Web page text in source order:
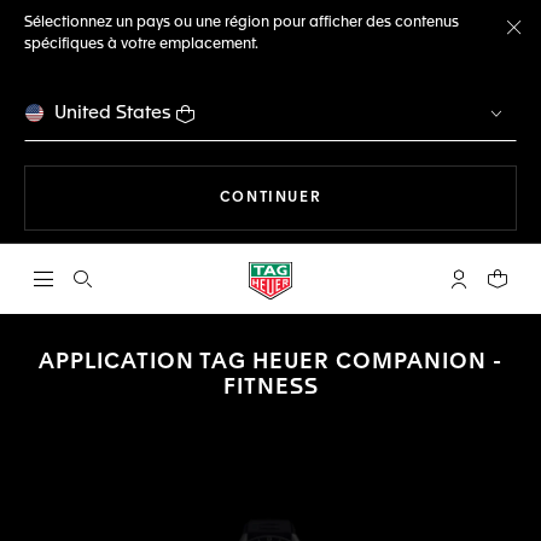
Sélectionnez un pays ou une région pour afficher des contenus
spécifiques à votre emplacement.
United States
CONTINUER
Ouvrir la barre de recherche Compte My
Votre
APPLICATION TAG HEUER COMPANION -
FITNESS